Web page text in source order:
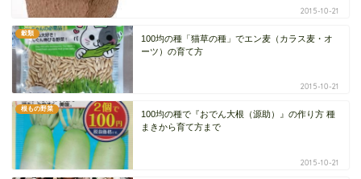
2015-10-21
穀類
100均の種「猫草の種」でエン麦（カラス麦・オ
ーツ）の育て方
2015-10-21
根もの野菜
100均の種で『おでん大根（源助）』の作り方 種
まきから育て方まで
2015-10-21